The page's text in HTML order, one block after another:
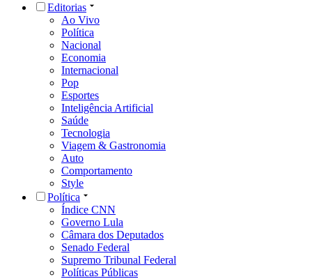
Editorias
Ao Vivo
Política
Nacional
Economia
Internacional
Pop
Esportes
Inteligência Artificial
Saúde
Tecnologia
Viagem & Gastronomia
Auto
Comportamento
Style
Política
Índice CNN
Governo Lula
Câmara dos Deputados
Senado Federal
Supremo Tribunal Federal
Políticas Públicas